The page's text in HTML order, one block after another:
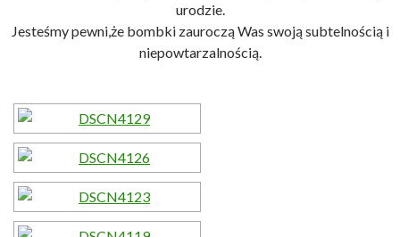
urodzie.
Jesteśmy pewni,że bombki zauroczą Was swoją subtelnością i
niepowtarzalnością.